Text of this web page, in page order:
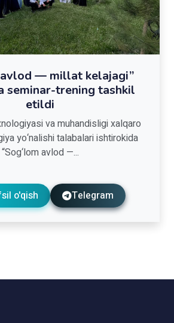
avlod — millat kelajagi”
seminar-trening tashkil
etildi
va muhandisligi xalqaro
yo‘nalishi talabalari ishtirokida
“Sog‘lom avlod —...
o'qish Telegram